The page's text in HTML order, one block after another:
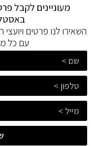
מעוניינים לקבל
השאירו לנו פרטים
עם כל